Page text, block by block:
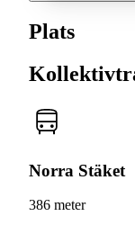
Plats
Norra Stäket
386 meter